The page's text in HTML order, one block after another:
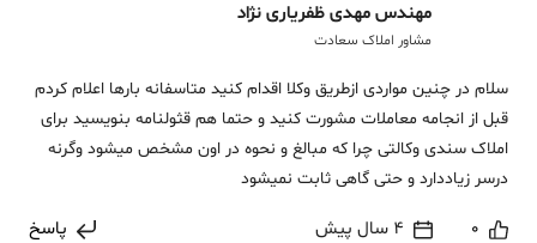
مهندس مهدی ظفریاری نژاد
مشاور املاک سعادت
سلام در چنین مواردی ازطریق وکلا اقدام کنید متاسفانه بارها اعلام کردم
قبل از انجامه معاملات مشورت کنید و حتما هم قثولنامه بنویسید برای
املاک سندی وکالتی چرا که مبالغ و نحوه در اون مشخص میشود وگرنه
درسر زیاددارد و حتی گاهی ثابت نمیشود
0 4 سال پیش پاسخ